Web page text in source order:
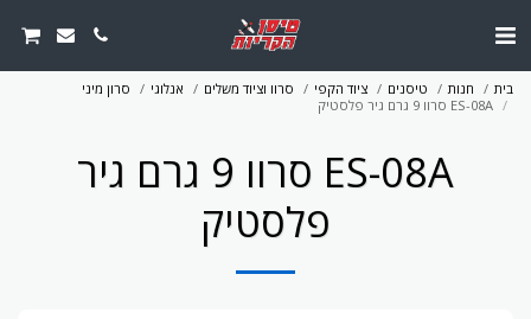
בית חנות טיסנים ציוד הקפי סרוו וציוד משלים אנלוגי
סרון מיני
ES-08A סרוו 9 גרם גיר פלסטיק
ES-08A סרוו 9 גרם גיר
פלסטיק